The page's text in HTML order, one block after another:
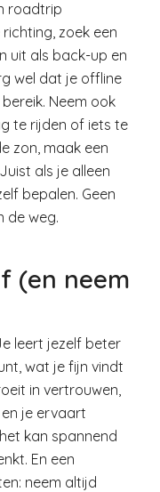
roadtrip
zoek een
uit als back-up en
wel dat je offline
Neem ook
te rijden of iets te
zon, maak een
als je alleen
bepalen. Geen
de weg.
(en neem
leert jezelf beter
wat je fijn vindt
in vertrouwen,
je ervaart
kan spannend
En een
neem altijd